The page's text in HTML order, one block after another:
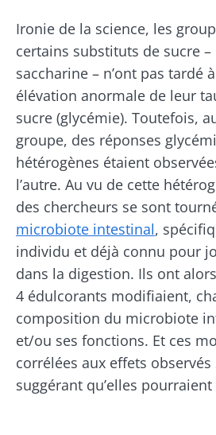
Ironie de la science, les
certains substituts de sucre
saccharine – n’ont pas tardé
élévation anormale de leur
sucre (glycémie). Toutefois,
groupe, des réponses
hétérogènes étaient
l’autre. Au vu de cette
des chercheurs se sont
microbiote intestinal,
individu et déjà connu pour
dans la digestion. Ils ont
4 édulcorants modifiaient,
composition du microbiote
et/ou ses fonctions. Et ces
corrélées aux effets
suggérant qu’elles